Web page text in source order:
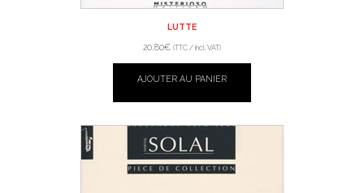
LUTTE
20,80€ (TTC / incl. VAT)
AJOUTER AU PANIER